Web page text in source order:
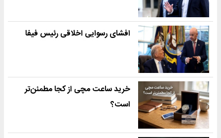
افشای رسوایی اخلاقی رئیس فیفا
خرید ساعت مچی از کجا مطمئن‌تر
است؟